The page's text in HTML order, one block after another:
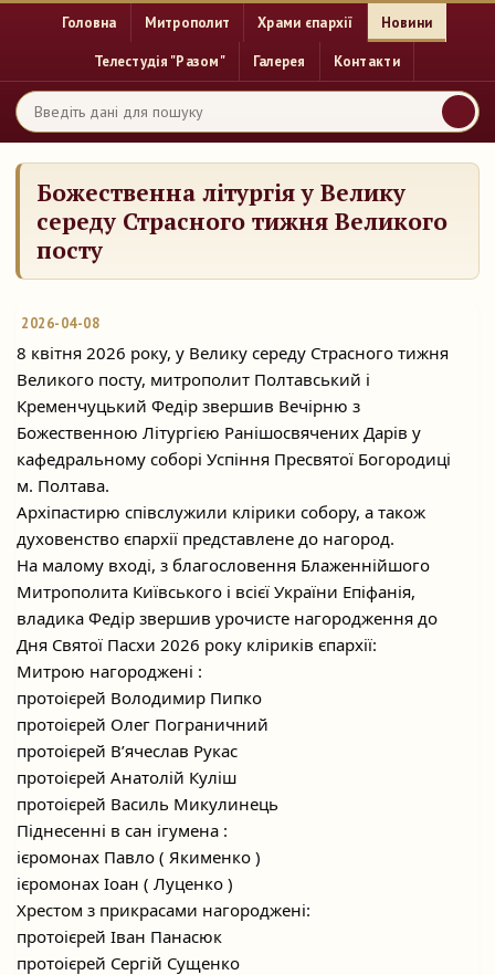
Головна Митрополит Храми єпархії Новини
Телестудія "Разом" Галерея Контакти
Божественна літургія у Велику
середу Страсного тижня Великого
посту
2026-04-08
8 квітня 2026 року, у Велику середу Страсного тижня
Великого посту, митрополит Полтавський і
Кременчуцький Федір звершив Вечірню з
Божественною Літургією Ранішосвячених Дарів у
кафедральному соборі Успіння Пресвятої Богородиці
м. Полтава.
Архіпастирю співслужили клірики собору, а також
духовенство єпархії представлене до нагород.
На малому вході, з благословення Блаженнійшого
Митрополита Київського і всієї України Епіфанія,
владика Федір звершив урочисте нагородження до
Дня Святої Пасхи 2026 року кліриків єпархії:
Митрою нагороджені :
протоієрей Володимир Пипко
протоієрей Олег Пограничний
протоієрей В’ячеслав Рукас
протоієрей Анатолій Куліш
протоієрей Василь Микулинець
Піднесенні в сан ігумена :
ієромонах Павло ( Якименко )
ієромонах Іоан ( Луценко )
Хрестом з прикрасами нагороджені:
протоієрей Іван Панасюк
протоієрей Сергій Сущенко